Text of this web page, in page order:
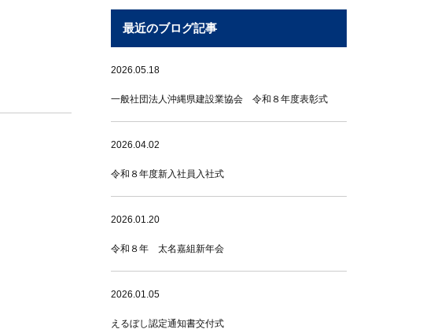
最近のブログ記事
2026.05.18
一般社団法人沖縄県建設業協会 令和８年度表彰式
2026.04.02
令和８年度新入社員入社式
2026.01.20
令和８年 太名嘉組新年会
2026.01.05
えるぼし認定通知書交付式